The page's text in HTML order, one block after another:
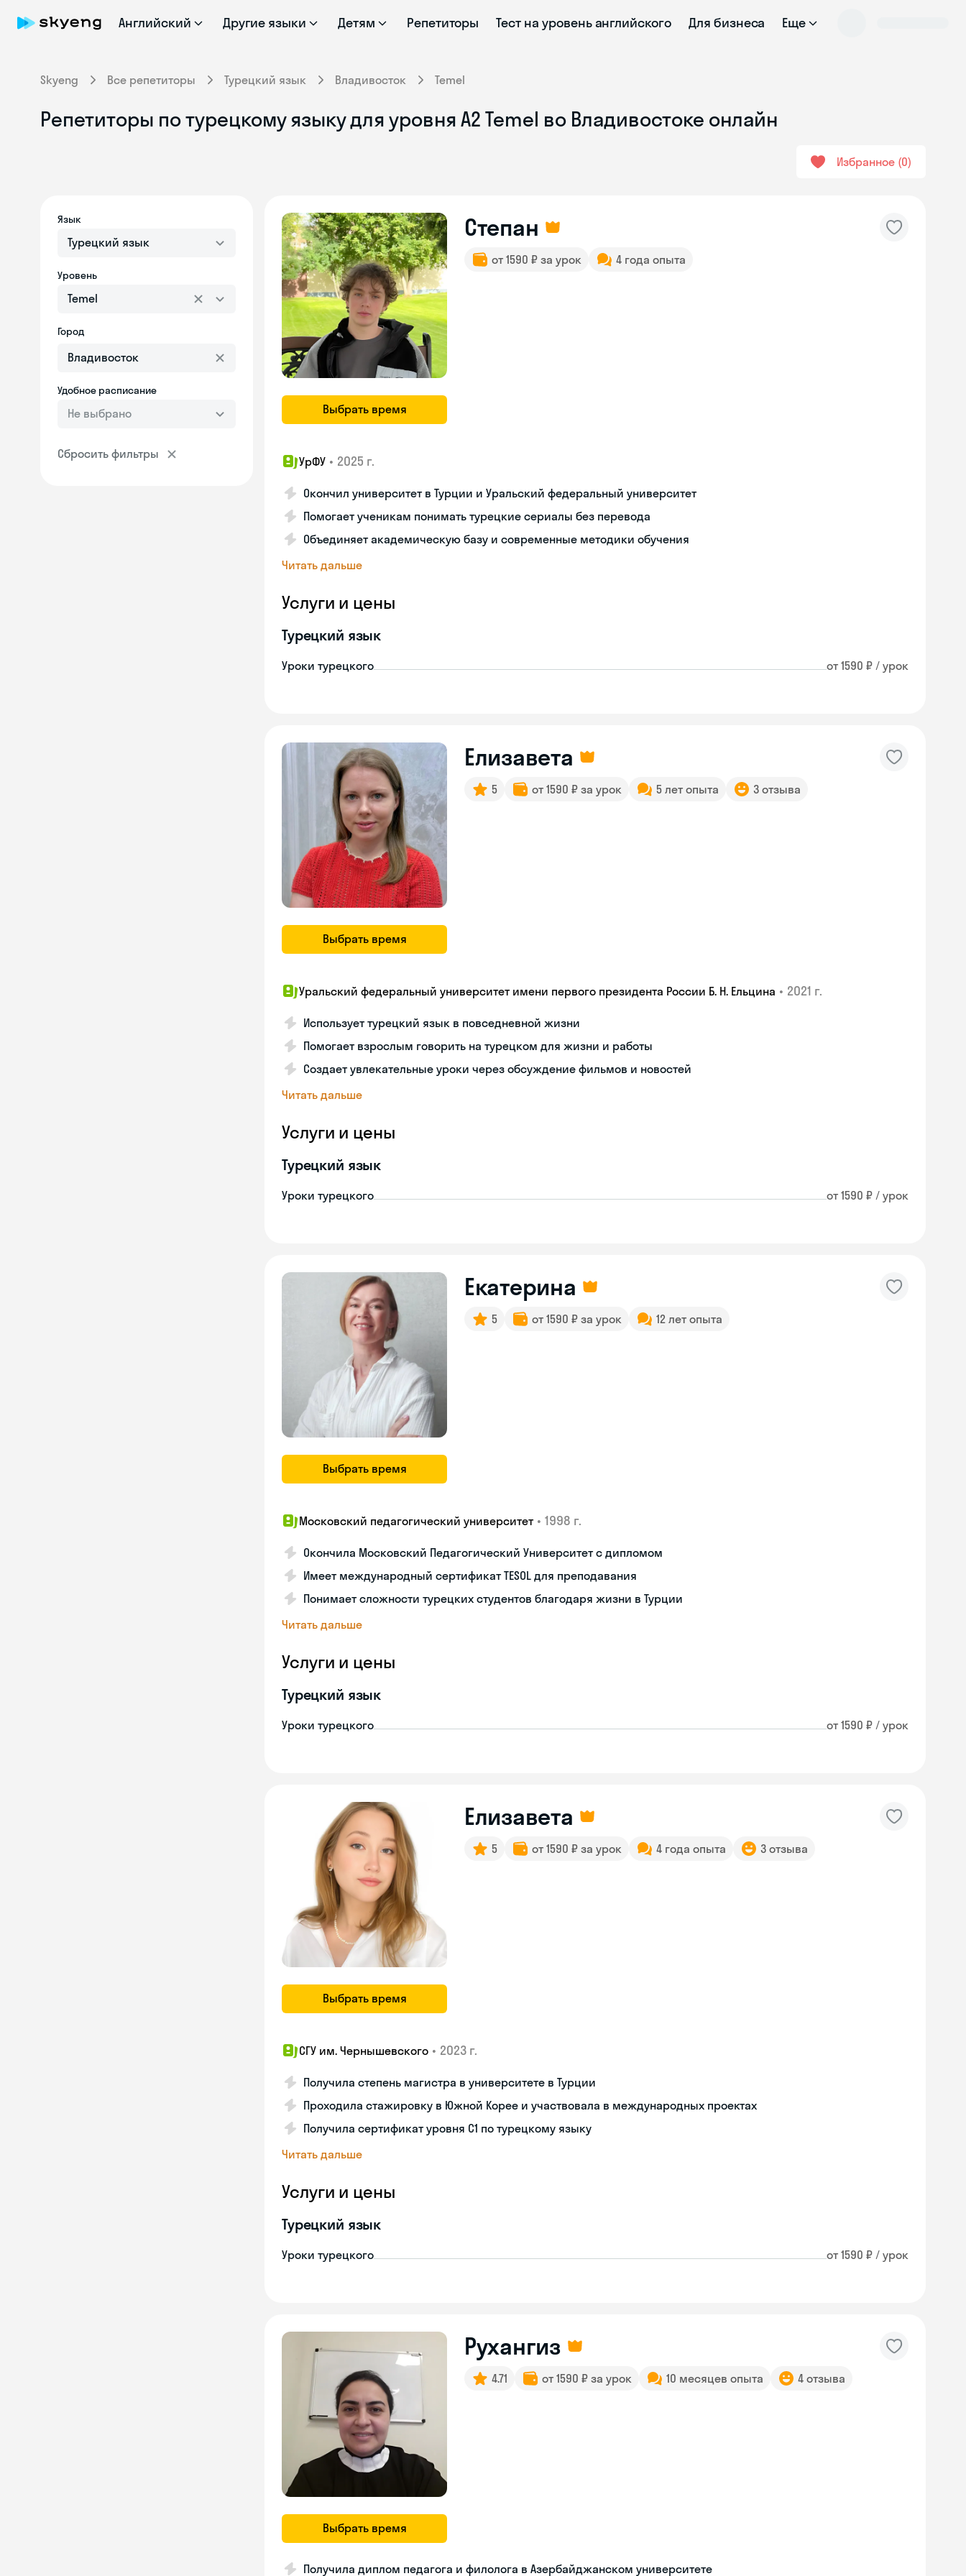
Английский Другие языки Детям Репетиторы Тест на уровень английского Для бизнеса Еще
Skyeng Все репетиторы Турецкий язык Владивосток Temel
Репетиторы по турецкому языку для уровня A2 Temel во Владивостоке онлайн
Избранное 0
Язык
Турецкий язык
Уровень
Temel
Город
Удобное расписание
Не выбрано
Сбросить фильтры
Выбрать время
Степан
от 1590 ₽ за урок 4 года опыта
УрФУ • 2025 г.
Окончил университет в Турции и Уральский федеральный университет
Помогает ученикам понимать турецкие сериалы без перевода
Объединяет академическую базу и современные методики обучения
Читать дальше
Услуги и цены
Турецкий язык
Уроки турецкого от 1590 ₽ / урок
Выбрать время
Елизавета
5 от 1590 ₽ за урок 5 лет опыта 3 отзыва
Уральский федеральный университет имени первого президента России Б. Н. Ельцина • 2021 г.
Использует турецкий язык в повседневной жизни
Помогает взрослым говорить на турецком для жизни и работы
Создает увлекательные уроки через обсуждение фильмов и новостей
Читать дальше
Услуги и цены
Турецкий язык
Уроки турецкого от 1590 ₽ / урок
Выбрать время
Екатерина
5 от 1590 ₽ за урок 12 лет опыта
Московский педагогический университет • 1998 г.
Окончила Московский Педагогический Университет с дипломом
Имеет международный сертификат TESOL для преподавания
Понимает сложности турецких студентов благодаря жизни в Турции
Читать дальше
Услуги и цены
Турецкий язык
Уроки турецкого от 1590 ₽ / урок
Выбрать время
Елизавета
5 от 1590 ₽ за урок 4 года опыта 3 отзыва
СГУ им. Чернышевского • 2023 г.
Получила степень магистра в университете в Турции
Проходила стажировку в Южной Корее и участвовала в международных проектах
Получила сертификат уровня C1 по турецкому языку
Читать дальше
Услуги и цены
Турецкий язык
Уроки турецкого от 1590 ₽ / урок
Выбрать время
Рухангиз
4.71 от 1590 ₽ за урок 10 месяцев опыта 4 отзыва
Получила диплом педагога и филолога в Азербайджанском университетеonline